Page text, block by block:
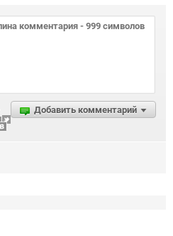
Добавить комментарий